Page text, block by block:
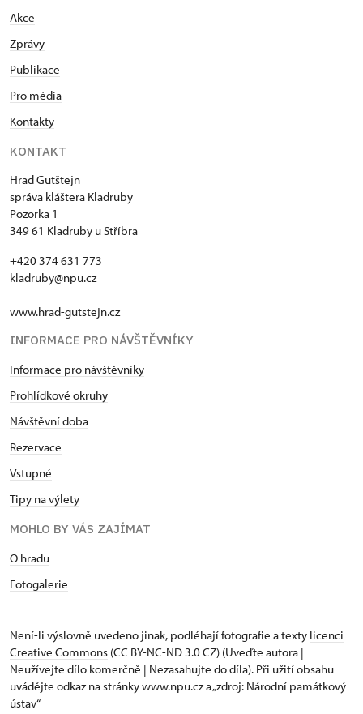
Akce
Zprávy
Publikace
Pro média
Kontakty
KONTAKT
Hrad Gutštejn
správa kláštera Kladruby
Pozorka 1
349 61 Kladruby u Stříbra
+420 374 631 773
kladruby@npu.cz
www.hrad-gutstejn.cz
INFORMACE PRO NÁVŠTĚVNÍKY
Informace pro návštěvníky
Prohlídkové okruhy
Návštěvní doba
Rezervace
Vstupné
Tipy na výlety
MOHLO BY VÁS ZAJÍMAT
O hradu
Fotogalerie
Není-li výslovně uvedeno jinak, podléhají fotografie a texty licenci
Creative Commons (CC BY-NC-ND 3.0 CZ) (Uveďte autora |
Neužívejte dílo komerčně | Nezasahujte do díla). Při užití obsahu
uvádějte odkaz na stránky www.npu.cz a „zdroj: Národní památkový
ústav“